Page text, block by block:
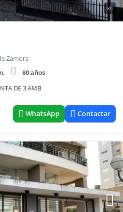
80
Zamora
80 años
DE 3 AMB
WhatsApp Contactar